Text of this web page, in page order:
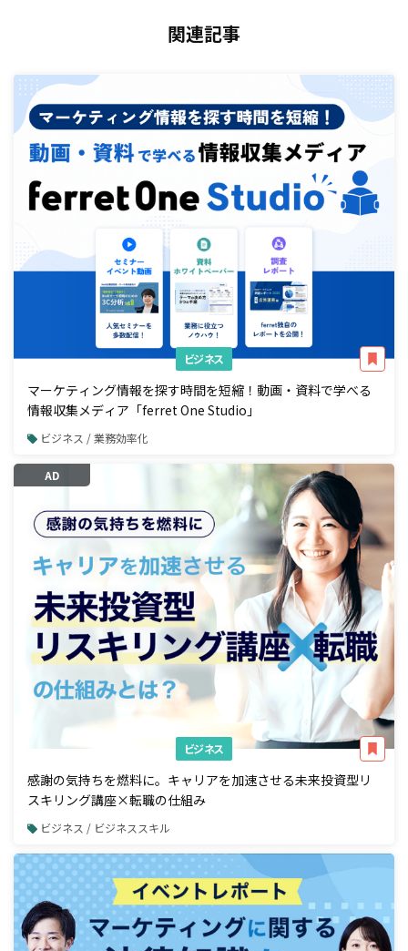
関連記事
ビジネス
マーケティング情報を探す時間を短縮！動画・資料で学べる
情報収集メディア「ferret One Studio」
ビジネス / 業務効率化
AD
ビジネス
感謝の気持ちを燃料に。キャリアを加速させる未来投資型リ
スキリング講座×転職の仕組み
ビジネス / ビジネススキル